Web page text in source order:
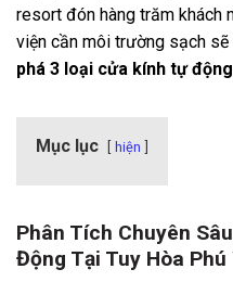
resort đón hàng trăm khách
viện cần môi trường sạch sẽ
phá 3 loại cửa kính tự
Mục lục hiện
Phân Tích Chuyên
Động Tại Tuy Hòa Phú